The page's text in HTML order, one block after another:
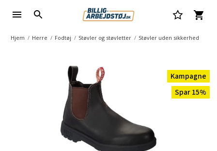
Hjem Herre Fodtøj Støvler og støvletter Støvler uden sikkerhed
Kampagne
Spar 15%